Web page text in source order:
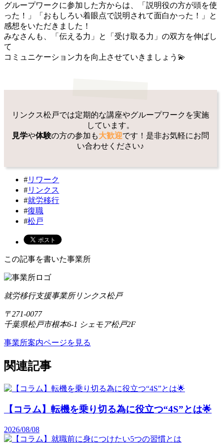
グループワークに参加した方からは、「説明役の方が頭を使
った！」「おもしろい着眼点で説明されて面白かった！」と
感想をいただきました！
みなさんも、「伝える力」と「受け取る力」の双方を伸ばし
て
コミュニケーション力を向上させていきましょう💫
リンクス松戸では定期的な講座やグループワークを実施
しています。
見学や体験の方の参加も大歓迎です！是非お気軽にお問
い合わせください♪
#リワーク
#リンクス
#就労移行
#復職
#松戸
この記事を書いた事業所
就労移行支援事業所リンクス松戸
〒271-0077
千葉県松戸市根本6-1 シェモア松戸2F
事業所案内ページを見る
関連記事
【コラム】転機を乗り切る為に役立つ“4S”とは🌟
2026/08/08